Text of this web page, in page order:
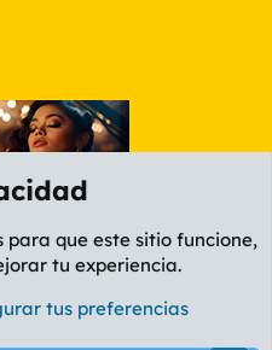
para que este sitio funcione,
tu experiencia.
tus preferencias